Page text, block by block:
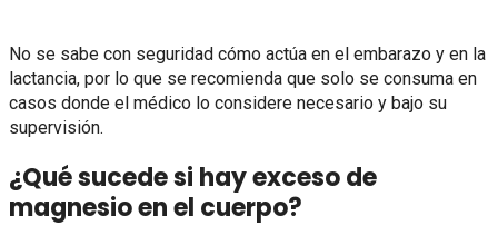
No se sabe con seguridad cómo actúa en el embarazo y en la
lactancia, por lo que se recomienda que solo se consuma en
casos donde el médico lo considere necesario y bajo su
supervisión.
¿Qué sucede si hay exceso de
magnesio en el cuerpo?